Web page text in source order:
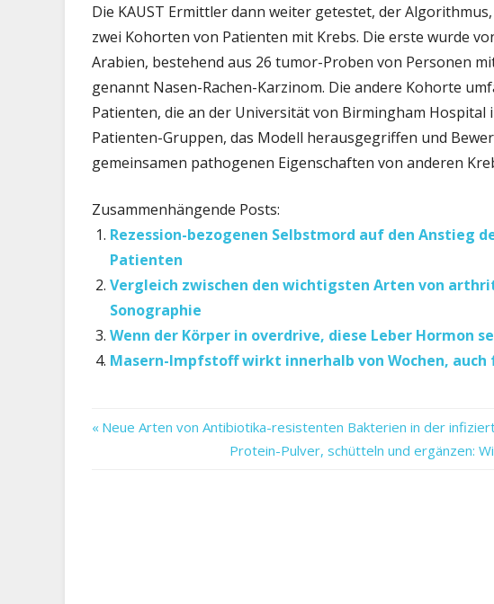
Die KAUST Ermittler dann weiter getestet, der
zwei Kohorten von Patienten mit Krebs. Die erste wurde
Arabien, bestehend aus 26 tumor-Proben von Personen
genannt Nasen-Rachen-Karzinom. Die andere Kohorte
Patienten, die an der Universität von Birmingham Hospital
Patienten-Gruppen, das Modell herausgegriffen und
gemeinsamen pathogenen Eigenschaften von anderen
Zusammenhängende Posts:
Rezession-bezogenen Selbstmord auf den Anstieg
Patienten
Vergleich zwischen den wichtigsten Arten von
Sonographie
Wenn der Körper in overdrive, diese Leber Hormon
Masern-Impfstoff wirkt innerhalb von Wochen, auch
Beitragsnavigation
Vorheriger
Neue Arten von Antibiotika-resistenten Bakterien in der
Nächster
Protein-Pulver, schütteln und ergänzen: